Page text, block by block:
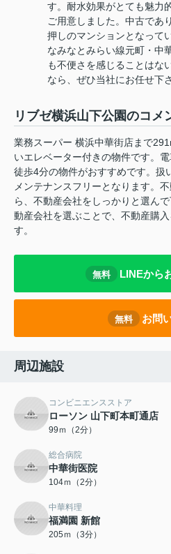
す。耐水効果がとても魅力
ご用意しました。中古であ
押しのマンションとなって
なみなとみらい線元町・中
も不便さを感じることはな
なら、ぜひ当社にお任せ下
リブゼ横浜山下公園のコメ
業務スーパー 横浜中華街店まで
いエレベーター付きの物件です。
徒歩4分の物件がおすすめです。扱
メンテナンスフリーとなります。
ら、不動産会社をしっかりと選ん
動産会社を選ぶことで、不動産購
す。
無料 LINEから
無料 お問
周辺施設
コンビニエンスストア
ローソン 山下町本町通店
99ｍ（2分）
総合病院
中華街医院
104ｍ（2分）
中華料理
福満園 新館
205ｍ（3分）